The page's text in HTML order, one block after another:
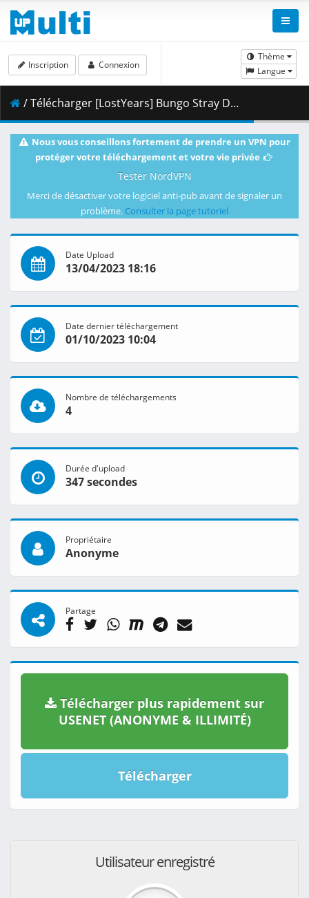
Thème
Langue
Inscription Connexion
/ Télécharger [LostYears] Bungo Stray Dogs - S04E06 (WEB 1080p Hi10 AAC E-AC-3) [2D239138].mkv.001 ( 373.09 MB )
Nous vous conseillons fortement de prendre un VPN pour
protéger votre téléchargement et votre vie privée
Tester NordVPN
Merci de désactiver votre logiciel anti-pub avant de signaler un
problème. Consulter la page tutoriel
Date Upload
13/04/2023 18:16
Date dernier téléchargement
01/10/2023 10:04
Nombre de téléchargements
4
Durée d'upload
347 secondes
Propriétaire
Anonyme
Partage
Télécharger plus rapidement sur
USENET (ANONYME & ILLIMITÉ)
Télécharger
Utilisateur enregistré